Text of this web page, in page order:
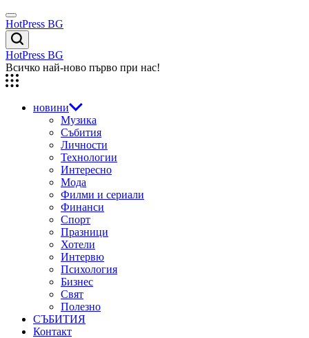
Skip
to
content
Menu
HotPress BG
Търсене
HotPress BG
Всичко най-ново първо при нас!
новини
Музика
Събития
Личности
Технологии
Интересно
Мода
Филми и сериали
Финанси
Спорт
Празници
Хотели
Интервю
Психология
Бизнес
Свят
Полезно
СЪБИТИЯ
Контакт